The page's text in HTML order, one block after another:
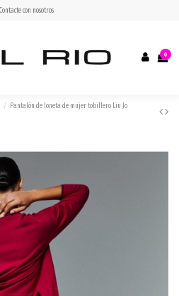
Contacte con nosotros
0
Pantalón de loneta de mujer tobillero Liu Jo